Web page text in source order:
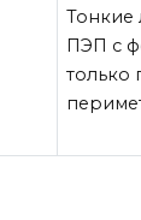
Тонкие
ПЭП с
только